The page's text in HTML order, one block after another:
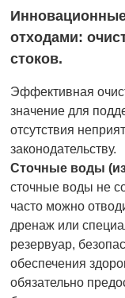
отходами:
стоков.
Эффективная
значение для
отсутствия
законодательству.
Сточные воды
сточные воды не
часто можно
дренаж или
резервуар,
обеспечения
обязательно